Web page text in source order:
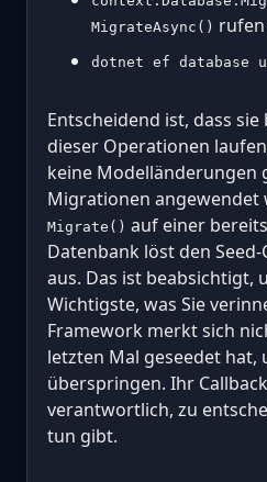
MigrateAsync() rufen
dotnet ef database
Entscheidend ist, dass sie
dieser Operationen
keine Modelländerungen
Migrationen angewendet
Migrate() auf einer
Datenbank löst den
aus. Das ist beabsichtigt,
Wichtigste, was Sie
Framework merkt sich
letzten Mal geseedet hat,
überspringen. Ihr
verantwortlich, zu
tun gibt.